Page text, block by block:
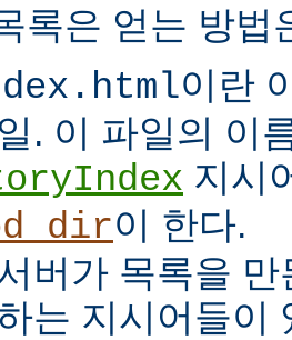
록은 얻는 방법
이란
. 이 파일의 이
지시
이 한다.
버가 목록을
는 지시어들이